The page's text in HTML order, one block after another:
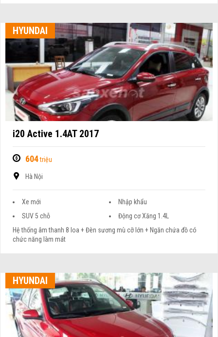
HYUNDAI
i20 Active 1.4AT 2017
604triệu
Hà Nội
Xe mới
Nhập khẩu
SUV 5 chỗ
Động cơ Xăng 1.4L
Hệ thống âm thanh 8 loa + Đèn sương mù cỡ lớn + Ngăn chứa đồ có
chức năng làm mát
HYUNDAI